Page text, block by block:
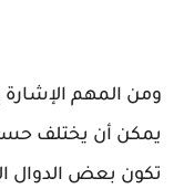
ومن المهم الإشارة
يمكن أن يختلف
تكون بعض الدوال